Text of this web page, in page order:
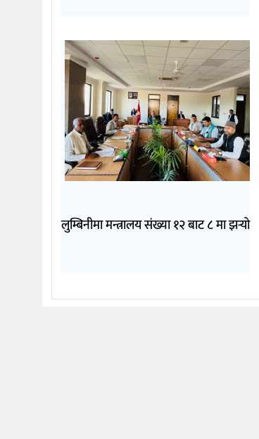
लुम्बिनीमा मन्त्रालय संख्या १२ बाट ८ मा झर्‍यो